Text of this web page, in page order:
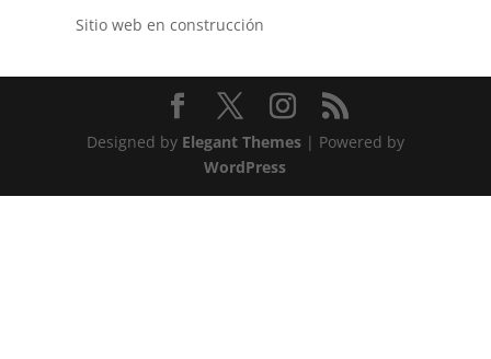
Sitio web en construcción
Designed by Elegant Themes| Powered by
WordPress